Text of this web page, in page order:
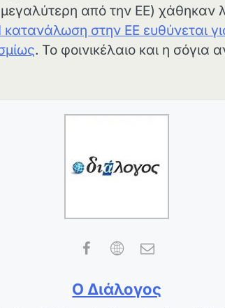
από την ΕΕ)
κατανάλωση στην ΕΕ ευθύνεται
. Το φοινικέλαιο και η σόγια
Ο Διάλογος